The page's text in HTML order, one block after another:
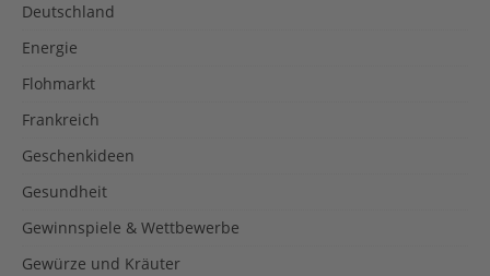
Deutschland
Energie
Flohmarkt
Frankreich
Geschenkideen
Gesundheit
Gewinnspiele & Wettbewerbe
Gewürze und Kräuter